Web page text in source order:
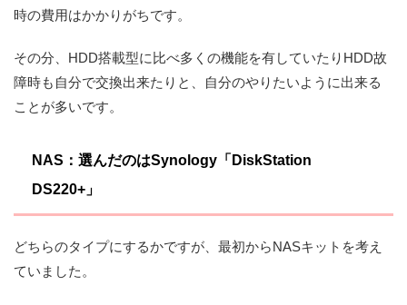
時の費用はかかりがちです。
その分、HDD搭載型に比べ多くの機能を有していたりHDD故
障時も自分で交換出来たりと、自分のやりたいように出来る
ことが多いです。
NAS：選んだのはSynology「DiskStation
DS220+」
どちらのタイプにするかですが、最初からNASキットを考え
ていました。